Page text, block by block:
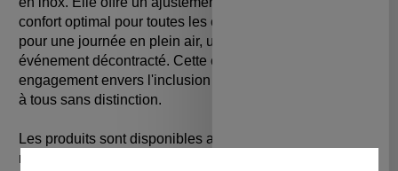
confort optimal pour toutes les occasions, que ce soit
pour une journée en plein air, une balade en ville ou un
événement décontracté. Cette conception reflète notre
engagement envers l'inclusion et la diversité, s'adressant
à tous sans distinction.
Les produits sont disponibles au MAIF Social Club 37
rue de Turenne 75003 Paris, donc si vous habitez en